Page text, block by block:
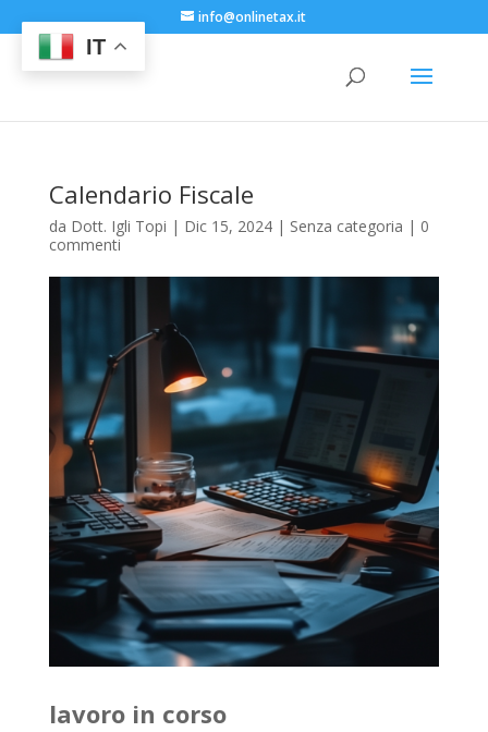
info@onlinetax.it
Calendario Fiscale
da Dott. Igli Topi | Dic 15, 2024| Senza categoria | 0
commenti
lavoro in corso
IT